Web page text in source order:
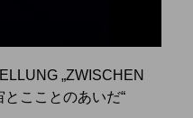
„ZWISCHEN
こことのあいだ“